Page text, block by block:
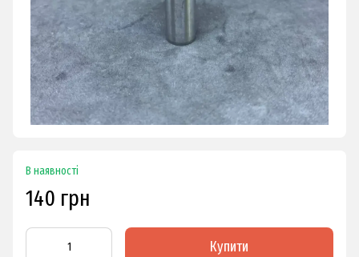
В наявності
140 грн
Купити